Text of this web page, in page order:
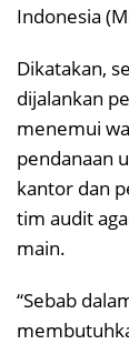
Indonesia
Dikatakan,
dijalankan
menemui
pendanaan
kantor dan
tim audit
main.
“Sebab